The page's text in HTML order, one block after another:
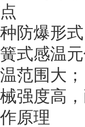
防爆形
式感温
范围大；
强度高
原理